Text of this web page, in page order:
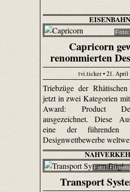
EISENBAHN
Capricorn
renommierten
tvi.ticker • 21. April
Triebzüge der
jetzt in zwei Kategorien
Award: Product
ausgezeichnet. Diese
eine der führenden
Designwettbewerbe
Foto:
Transport